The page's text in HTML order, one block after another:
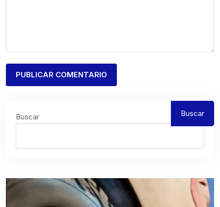
Buscar Buscar